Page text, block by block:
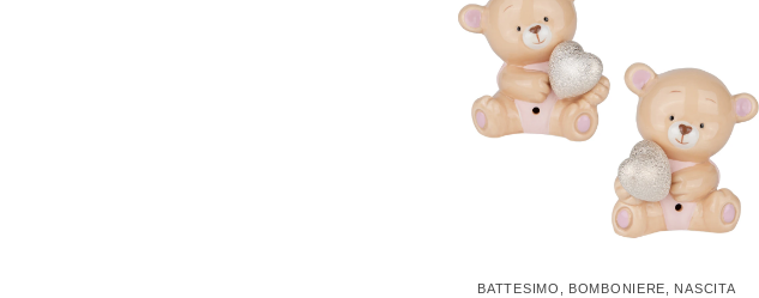
BATTESIMO BOMBONIERE NASCITA